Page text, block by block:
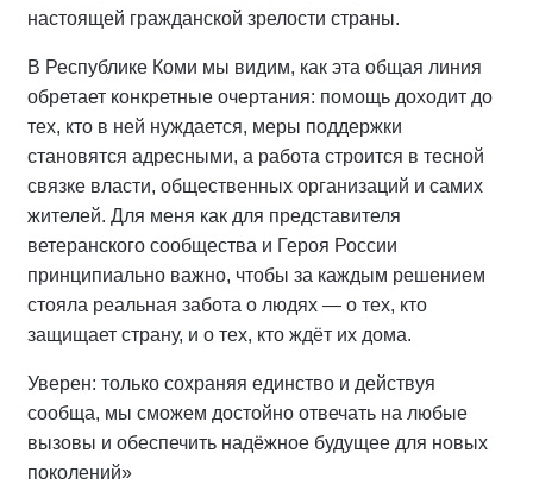
настоящей гражданской зрелости страны.
В Республике Коми мы видим, как эта общая линия
обретает конкретные очертания: помощь доходит до
тех, кто в ней нуждается, меры поддержки
становятся адресными, а работа строится в тесной
связке власти, общественных организаций и самих
жителей. Для меня как для представителя
ветеранского сообщества и Героя России
принципиально важно, чтобы за каждым решением
стояла реальная забота о людях — о тех, кто
защищает страну, и о тех, кто ждёт их дома.
Уверен: только сохраняя единство и действуя
сообща, мы сможем достойно отвечать на любые
вызовы и обеспечить надёжное будущее для новых
поколений»